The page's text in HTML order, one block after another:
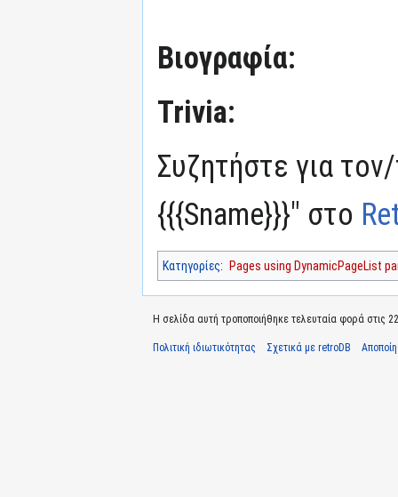
Βιογραφία:
Trivia:
Συζητήστε για
{{{Sname}}}" στο
Κατηγορίες: Pages using DynamicPageList
Η σελίδα αυτή τροποποιήθηκε τελευταία φορά στις 22
Πολιτική ιδιωτικότητας Σχετικά με retroDB